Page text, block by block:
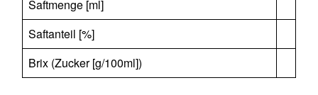
Saftmenge [ml]
Saftanteil [%]
Brix (Zucker [g/100ml])